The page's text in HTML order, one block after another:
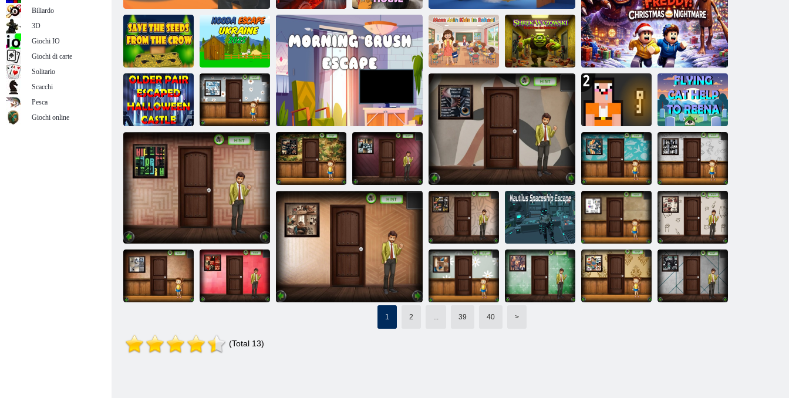
Ice Baby Quest Fuga del gatto
Nonna a Obby
L'incubo di Freddy Natale
Tara è uscita
dalla casa delle
feste del
Salva i semi dal
corvo
Hooda Fuga
dall'Ucraina
2025
La mamma si
unisce ai
bambini a scuola
Shrek
Wazowski: Fuga
retro
Una coppia di
anziani è
scappata dal
castello di
Halloween
Amgel Easy Room Fuga 332
Cameretta per
bambini Amgel
Escape 356
Noob: Jailbreak
Gatto volante
aiuta Reena
Amgel Easy Room Fuga 331
Cameretta per
bambini Amgel
Escape 355
Amgel Easy
Room Escape
Cameretta per
bambini Amgel
Escape 354
Cameretta per
bambini Amgel
Escape 353
Amgel Easy
Room Fuga 328
dall'astronave
Nautilus
Cameretta per
bambini Amgel
Escape 352
Amgel Easy
Room Fuga 327
bambini Amgel
Escape 351
Amgel Easy
Room Fuga 326
1 2 ... 39 40 >
(Total 13)
Biliardo
3D
Giochi IO
Giochi di carte
Solitario
Scacchi
Pesca
Giochi online